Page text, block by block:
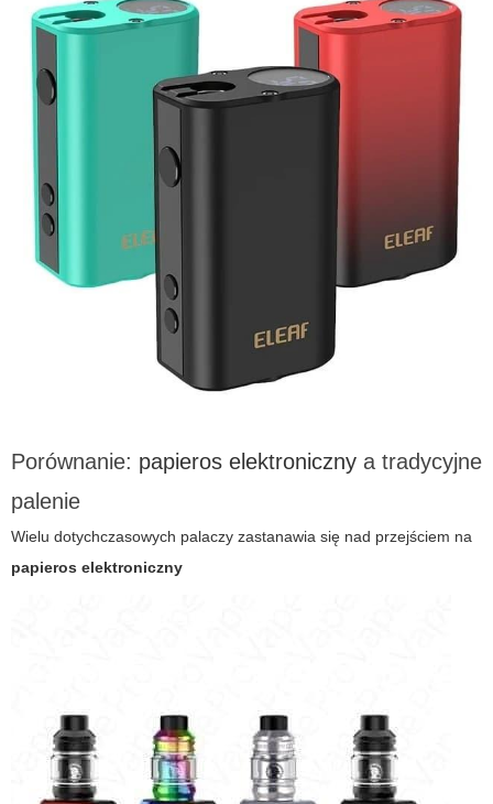
Porównanie: papieros elektroniczny a tradycyjne
palenie
Wielu dotychczasowych palaczy zastanawia się nad przejściem na
papieros elektroniczny